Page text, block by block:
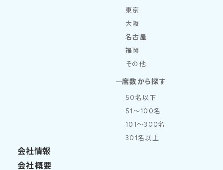
東京
大阪
名古屋
福岡
その他
席数から探す
50名以下
51～100名
101～300名
301名以上
会社情報
会社概要